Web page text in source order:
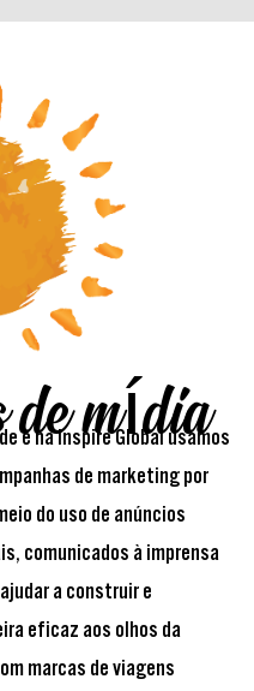
de mídia
e na Inspire Global usamos
de marketing por
do uso de anúncios
comunicados à imprensa
a construir e
eficaz aos olhos da
marcas de viagens